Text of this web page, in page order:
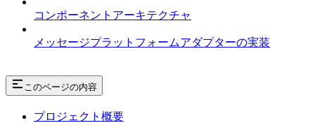
コンポーネントアーキテクチャ
メッセージプラットフォームアダプターの実装
このページの内容
プロジェクト概要